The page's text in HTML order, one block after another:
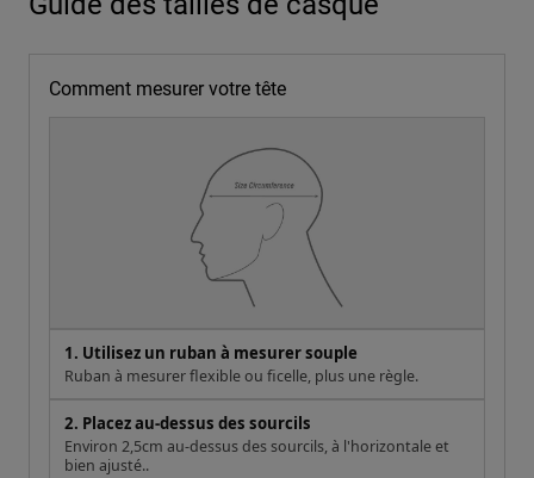
Comment mesurer votre tête
1. Utilisez un ruban à mesurer souple
Ruban à mesurer flexible ou ficelle, plus une règle.
2. Placez au-dessus des sourcils
Environ 2,5cm au-dessus des sourcils, à l'horizontale et
bien ajusté..